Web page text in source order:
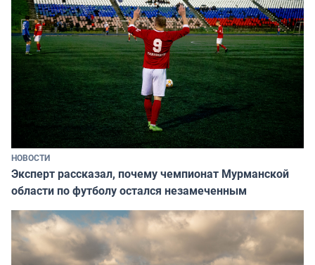
НОВОСТИ
Эксперт рассказал, почему чемпионат Мурманской
области по футболу остался незамеченным